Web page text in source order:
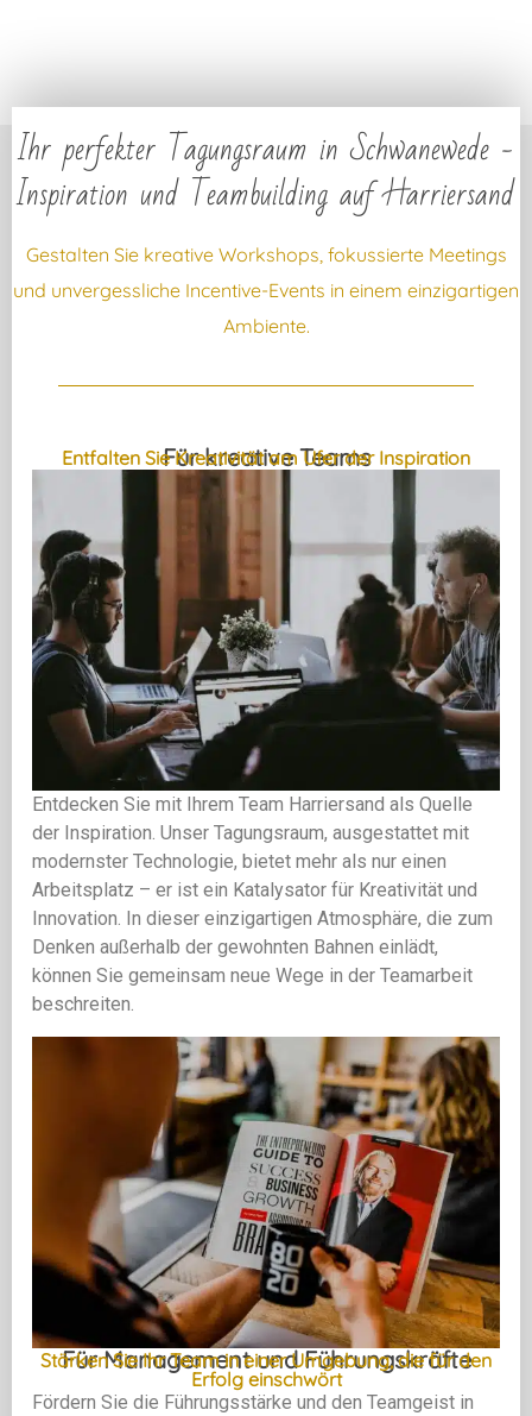
Ihr perfekter Tagungsraum in Schwanewede -
Inspiration und Teambuilding auf Harriersand
Gestalten Sie kreative Workshops, fokussierte Meetings
und unvergessliche Incentive-Events in einem einzigartigen
Ambiente.
Für kreative Teams
Entfalten Sie Kreativität am Ufer der Inspiration
Entdecken Sie mit Ihrem Team Harriersand als Quelle
der Inspiration. Unser Tagungsraum, ausgestattet mit
modernster Technologie, bietet mehr als nur einen
Arbeitsplatz – er ist ein Katalysator für Kreativität und
Innovation. In dieser einzigartigen Atmosphäre, die zum
Denken außerhalb der gewohnten Bahnen einlädt,
können Sie gemeinsam neue Wege in der Teamarbeit
beschreiten.
Für Management und Führungskräfte
Stärken Sie Ihr Team in einer Umgebung, die für den
Erfolg einschwört
Fördern Sie die Führungsstärke und den Teamgeist in